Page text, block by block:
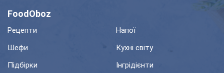
FoodOboz
Рецепти
Напої
Шефи
Кухні світу
Підбірки
Інгрідієнти